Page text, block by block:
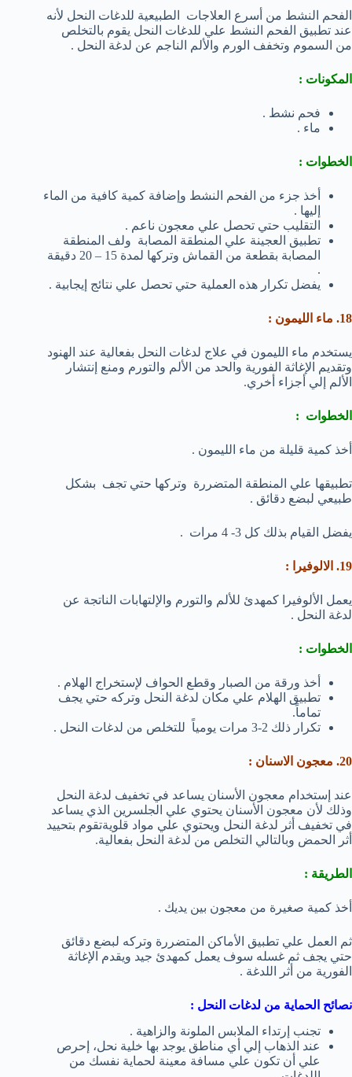
الفحم النشط من أسرع العلاجات الطبيعية للدغات النحل لأنه
عند تطبيق الفحم النشط علي للدغات النحل يقوم بالتخلص
من السموم وتخفف الورم والألم الناجم عن لدغة النحل .
المكونات :
فحم نشط .
ماء .
الخطوات :
أخذ جزء من الفحم النشط وإضافة كمية كافية من الماء
إليها .
التقليب حتي تحصل علي معجون ناعم .
تطبيق العجينة علي المنطقة المصابة ولف المنطقة
المصابة بقطعة من القماش وتركها لمدة 15 – 20 دقيقة
.
يفضل تكرار هذه العملية حتي تحصل علي نتائج إيجابية .
18. ماء الليمون :
يستخدم ماء الليمون في علاج لدغات النحل بفعالية عند الهنود
وتقديم الإغاثة الفورية والحد من الألم والتورم ومنع إنتشار
الألم إلي أجزاء أخري.
الخطوات :
أخذ كمية قليلة من ماء الليمون .
تطبيقها علي المنطقة المتضررة وتركها حتي تجف بشكل
طبيعي لبضع دقائق .
يفضل القيام بذلك كل 3- 4 مرات .
19. الالوفيرا :
يعمل الألوفيرا كمهدئ للألم والتورم والإلتهابات الناتجة عن
لدغة النحل .
الخطوات :
أخذ ورقة من الصبار وقطع الحواف لإستخراج الهلام .
تطبيق الهلام علي مكان لدغة النحل وتركه حتي يجف
تماماً.
تكرار ذلك 2-3 مرات يومياً للتخلص من لدغات النحل .
20. معجون الاسنان :
عند إستخدام معجون الأسنان يساعد في تخفيف لدغة النحل
وذلك لأن معجون الأسنان يحتوي علي الجلسرين الذي يساعد
في تخفيف أثر لدغة النحل ويحتوي علي مواد قلويةتقوم بتحييد
أثر الحمض وبالتالي التخلص من لدغة النحل بفعالية.
الطريقة :
أخذ كمية صغيرة من معجون بين يديك .
ثم العمل علي تطبيق الأماكن المتضررة وتركه لبضع دقائق
حتي يجف ثم غسله سوف يعمل كمهدئ جيد ويقدم الإغاثة
الفورية من أثر اللدغة .
نصائح الحماية من لدغات النحل :
تجنب إرتداء الملابس الملونة والزاهية .
عند الذهاب إلي أي مناطق يوجد بها خلية نحل، إحرص
علي أن تكون علي مسافة معينة لحماية نفسك من